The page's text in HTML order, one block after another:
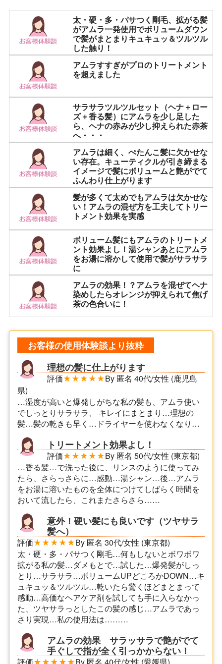
太・硬・多・パサつく剛毛、拡がる髪
がアムラ一発使用でボリュームダウン
で髪がまとまりキュキュッ＆ツルツル
した触り！
アムラすすぎがプロのトリートメント
を超えました
サラサラツルツルセット（ヘナ＋ロー
ズ＋香る髪）にアムラを少し足した
ら、ヘナの赤みが少し抑えられた赤茶
へ・・・
アムラは細く、ぺたんこ髪に欠かせな
い存在。キューティクルが引き締まる
イメージで髪にボリュームと艶がでて
ふんわり仕上がります
髪が多くて太めでもアムラは欠かせな
い！アムラの混ぜ方を工夫してトリー
トメント効果を実感
ボリューム髪にもアムラのトリートメ
ント効果よし！湯シャンあとにアムラ
をお湯に溶かして使用で髪がサラサラ
に
アムラの効果！？アムラを混ぜてヘナ
染めしたらオレンジが抑えられて焦げ
茶の色合いに！
お客様の使用体験談より抜粋
理想の髪に仕上がります
評価★★★★★By 匿名 40代/女性 (鹿児島
県)
…湿度が高いと爆発しがちな私の髪も、アムラ使い
でしっとりサラサラ、 キレイにまとまり…理想の
髪…髪の乾きも早く…ドライヤーを使わなくなり…
トリートメント効果よし！
評価★★★★★By 匿名 50代/女性 (東京都)
…香る髪…で洗った後に、リンスのように使ってみ
たら、さらっさらに…感動…湯シャン…後…アムラ
をお湯に溶いたものを全体につけてしばらく時間を
おいて流したら、これまたさらさら……
意外！硬い髪にも良いです（ツヤサラ
髪へ）
評価★★★★★By 匿名 30代/女性 (東京都)
太・硬・多・パサつく剛毛…何もしないとボワボワ
拡がる私の髪…ダメもとで…試した…爆発髪がしっ
とり…サラサラ…ボリュームUPどころかDOWN…キ
ュキュッ＆ツルツル…乾いたら驚くほどまとまって
感動…高価なヘアケア剤を試しても手に入らなかっ
た、ツヤサラっとしたこの髪の感じ…アムラであっ
さり実現…私の使用法は………
アムラの効果 サラッサラで艶がでて
手ぐしで指が全く引っかからない！